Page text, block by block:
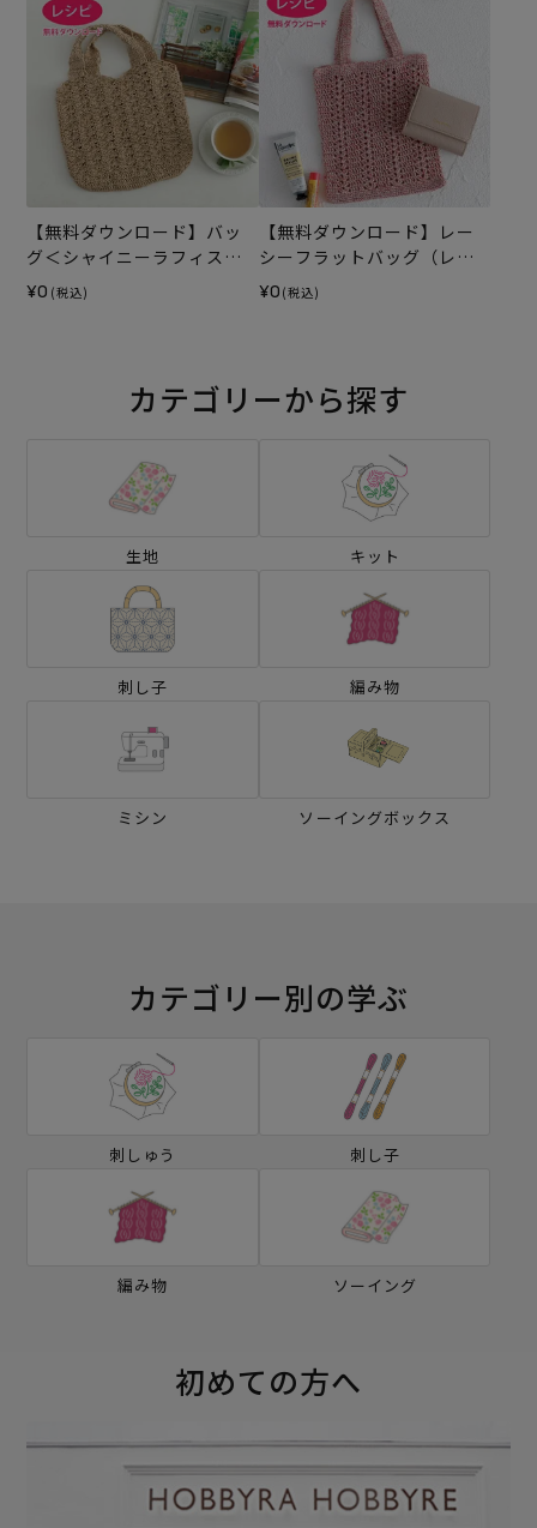
【無料ダウンロード】バッ
グ＜シャイニーラフィス＞
（レシピ）
¥0 (税込)
【無料ダウンロード】レー
シーフラットバッグ（レシ
ピ）
¥0 (税込)
カテゴリーから探す
生地 キット
刺し子 編み物
ミシン ソーイングボックス
カテゴリー別の学ぶ
刺しゅう 刺し子
編み物 ソーイング
初めての方へ